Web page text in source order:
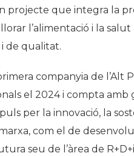
que integra la
l’alimentació i la
de qualitat.
companyia de l’Alt
el 2024 i compta amb
per la innovació, la
com el de
seu de l’àrea de